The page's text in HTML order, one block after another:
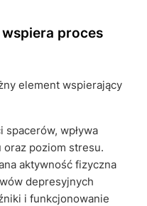
proces
element wspierający
wpływa
poziom stresu.
aktywność fizyczna
depresyjnych
i funkcjonowanie